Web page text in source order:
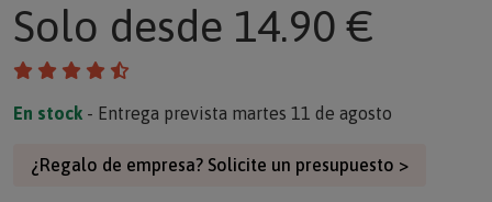
Solo desde 14.90 €
En stock - Entrega prevista martes 11 de agosto
¿Regalo de empresa? Solicite un presupuesto >